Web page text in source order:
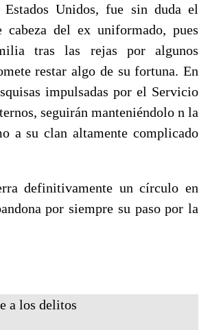
Unidos, fue sin duda el
del ex uniformado, pues
tras las rejas por algunos
restar algo de su fortuna. En
impulsadas por el Servicio
seguirán manteniéndolo n la
a su clan altamente complicado
definitivamente un círculo en
por siempre su paso por la
a los delitos